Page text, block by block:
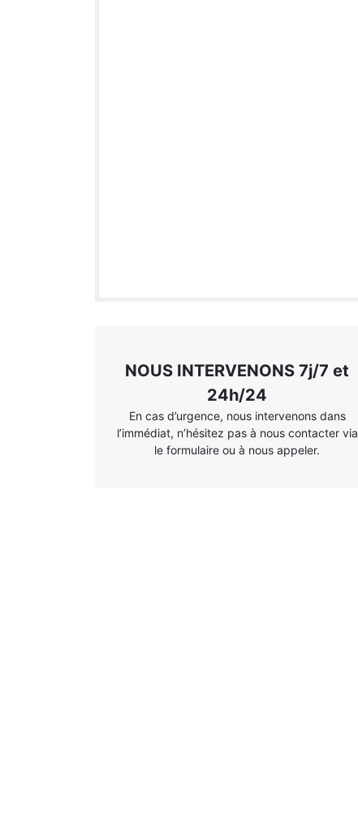
NOUS INTERVENONS 7j/7 et
24h/24
En cas d’urgence, nous intervenons dans
l’immédiat, n’hésitez pas à nous contacter via
le formulaire ou à nous appeler.